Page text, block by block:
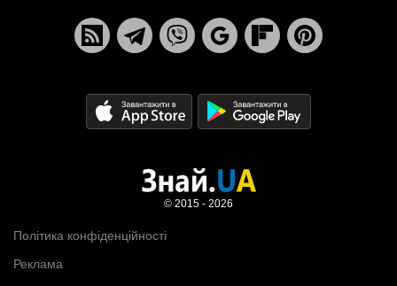
Політика конфіденційності
Реклама
© 2015 - 2026